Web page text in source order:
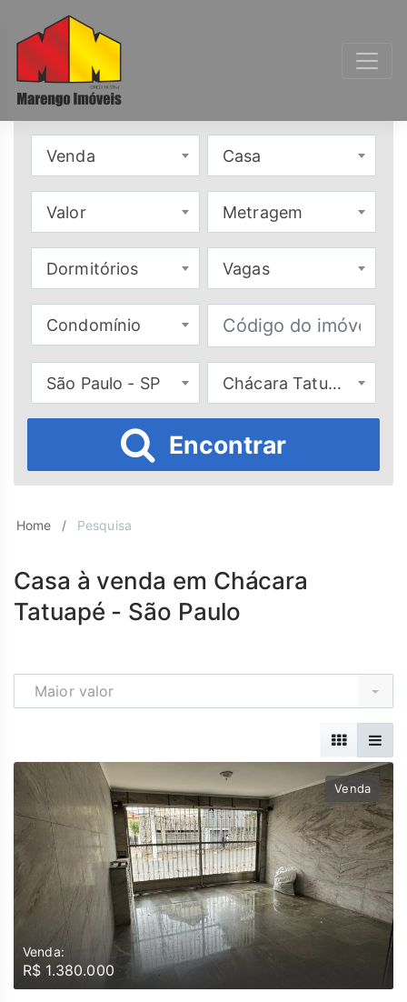
Venda Casa
Valor Metragem
Dormitórios Vagas
Condomínio
São Paulo - SP Chácara Tatuapé
Encontrar
Home Pesquisa
Casa à venda em Chácara
Tatuapé - São Paulo
Maior valor
Venda
Venda:
R$ 1.380.000